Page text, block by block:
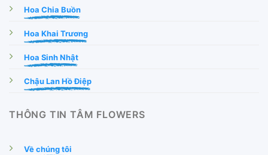
Hoa Chia Buồn
Hoa Khai Trương
Hoa Sinh Nhật
Chậu Lan Hồ Điệp
THÔNG TIN TÂM FLOWERS
Về chúng tôi